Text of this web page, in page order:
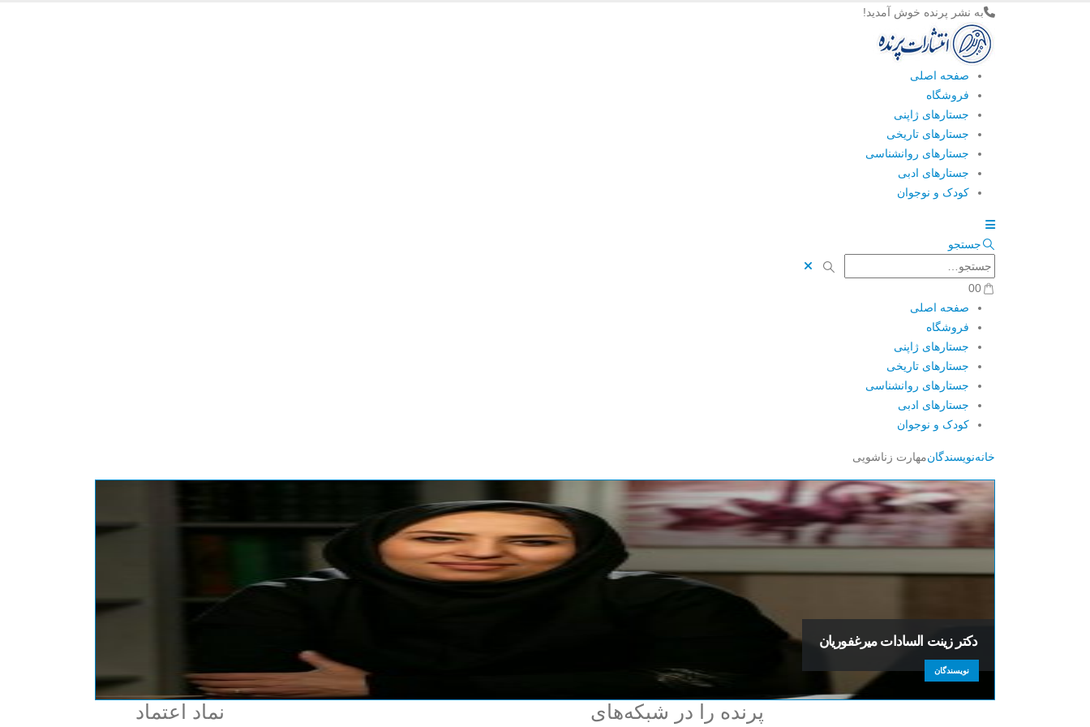
به نشر پرنده خوش آمدید!
صفحه اصلی
فروشگاه
جستارهای ژاپنی
جستارهای تاریخی
جستارهای روانشناسی
جستارهای ادبی
کودک و نوجوان
جستجو
00
صفحه اصلی
فروشگاه
جستارهای ژاپنی
جستارهای تاریخی
جستارهای روانشناسی
جستارهای ادبی
کودک و نوجوان
خانهنویسندگانمهارت زناشویی
دکتر زینت السادات میرغفوریان
نویسندگان
پرنده را در شبکه‌های
نماد اعتماد